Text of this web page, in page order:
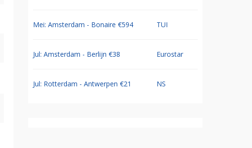
Mei: Amsterdam - Bonaire €594 TUI
Jul: Amsterdam - Berlijn €38 Eurostar
Jul: Rotterdam - Antwerpen €21 NS